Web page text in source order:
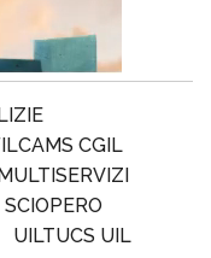
CGIL
SCIOPERO
UILTUCS UIL